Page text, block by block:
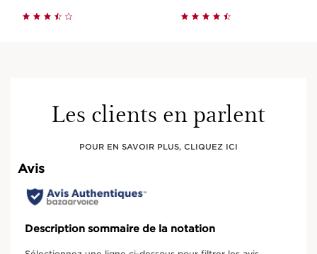
Les clients en parlent
POUR EN SAVOIR PLUS, CLIQUEZ ICI